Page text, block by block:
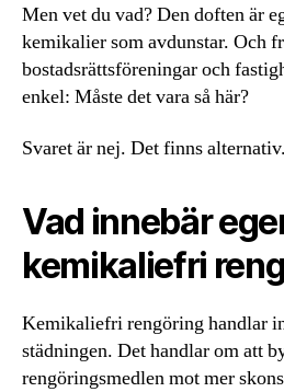
Men vet du vad? Den doften är
kemikalier som avdunstar. Och
bostadsrättsföreningar och
enkel: Måste det vara så här?
Svaret är nej. Det finns alternativ.
Vad innebär
kemikaliefri
Kemikaliefri rengöring handlar
städningen. Det handlar om att
rengöringsmedlen mot mer